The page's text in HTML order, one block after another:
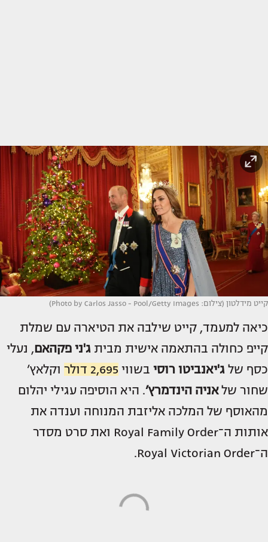
קייט מידלטון (צילום: Photo by Carlos Jasso - Pool/Getty Images)
כיאה למעמד, קייט שילבה את הטיארה עם שמלת
קייפ כחולה בהתאמה אישית מבית ג'ני פקהאם, נעלי
כסף של ג'יאנביטו רוסי בשווי 2,695 דולר
וקלאץ’
שחור שלאניה הינדמרץ’. היא הוסיפה עגילי יהלום
מהאוסף של המלכה אליזבת המנוחה וענדה את
אותות ה־Royal Family Order ואת סרט מסדר
ה־Royal Victorian Order.